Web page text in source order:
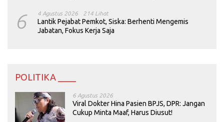
6 4 Agustus 2026 214 Lihat
Lantik Pejabat Pemkot, Siska: Berhenti Mengemis
Jabatan, Fokus Kerja Saja
POLITIKA ____
6 Agustus 2026
Viral Dokter Hina Pasien BPJS, DPR: Jangan
Cukup Minta Maaf, Harus Diusut!